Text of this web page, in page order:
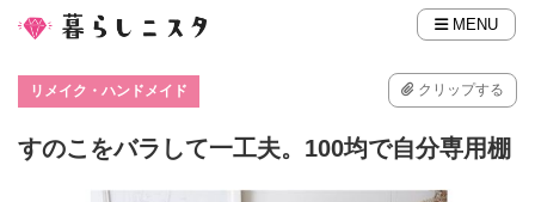
MENU
リメイク・ハンドメイド クリップする
すのこをバラして一工夫。100均で自分専用棚